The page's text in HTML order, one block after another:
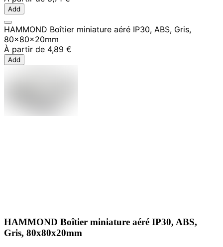
Add
HAMMOND Boîtier miniature aéré IP30, ABS, Gris,
80x80x20mm
À partir de 4,89 €
Add
HAMMOND Boîtier miniature aéré IP30, ABS,
Gris, 80x80x20mm